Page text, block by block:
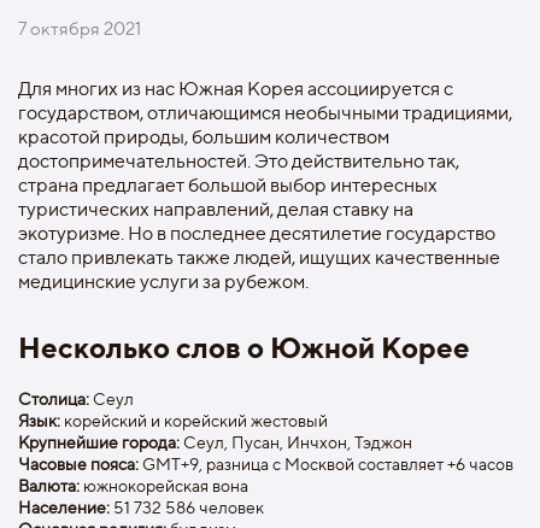
7 октября 2021
Для многих из нас Южная Корея ассоциируется с
государством, отличающимся необычными традициями,
красотой природы, большим количеством
достопримечательностей. Это действительно так,
страна предлагает большой выбор интересных
туристических направлений, делая ставку на
экотуризме. Но в последнее десятилетие государство
стало привлекать также людей, ищущих качественные
медицинские услуги за рубежом.
Несколько слов о Южной Корее
Столица:Сеул
Язык: корейский и корейский жестовый
Крупнейшие города:Сеул, Пусан, Инчхон, Тэджон
Часовые пояса:GMT+9, разница с Москвой составляет +6 часов
Валюта: южнокорейская вона
Население: 51 732 586 человек